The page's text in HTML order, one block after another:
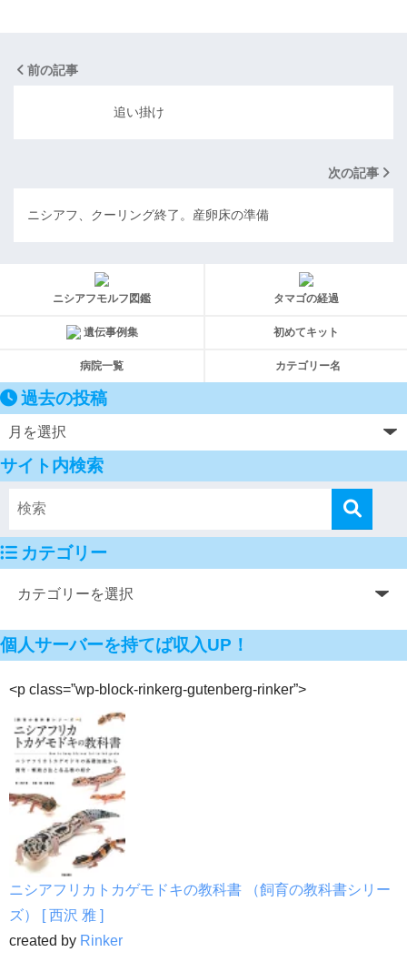
前の記事
追い掛け
次の記事
ニシアフ、クーリング終了。産卵床の準備
ニシアフモルフ図鑑 タマゴの経過
遺伝事例集 初めてキット
病院一覧 カテゴリー名
過去の投稿
サイト内検索
カテゴリー
個人サーバーを持てば収入UP！
<p class=”wp-block-rinkerg-gutenberg-rinker”>
ニシアフリカトカゲモドキの教科書 （飼育の教科書シリー
ズ） [ 西沢 雅 ]
created by Rinker